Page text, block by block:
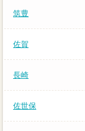
筑豊
佐賀
長崎
佐世保